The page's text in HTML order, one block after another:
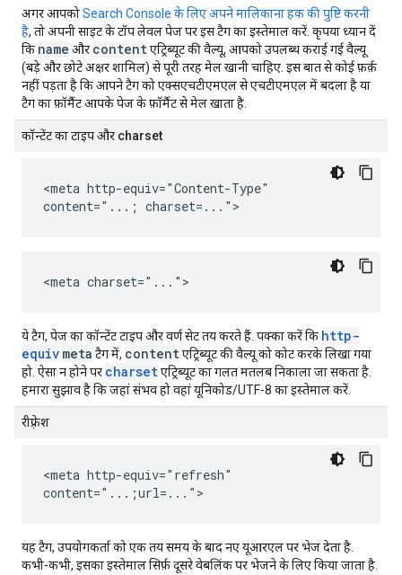
अगर आपकोSearch Console के लिए अपने मालिकाना हक की पुष्टि करनी
है, तो अपनी साइट के टॉप लेवल पेज पर इस टैग का इस्तेमाल करें. कृपया ध्यान दें
कि name और contentएट्रिब्यूट की वैल्यू, आपको उपलब्ध कराई गई वैल्यू
(बड़े और छोटे अक्षर शामिल) से पूरी तरह मेल खानी चाहिए. इस बात से कोई फ़र्क़
नहीं पड़ता है कि आपने टैग को एक्सएचटीएमएल से एचटीएमएल में बदला है या
टैग का फ़ॉर्मैट आपके पेज के फ़ॉर्मैट से मेल खाता है.
कॉन्टेंट का टाइप और charset
<meta http-equiv="Content-Type"
content="...; charset=...">
<meta charset="...">
ये टैग, पेज का कॉन्टेंट टाइप और वर्ण सेट तय करते हैं. पक्का करें कि http-
equiv meta टैग में, contentएट्रिब्यूट की वैल्यू को कोट करके लिखा गया
हो. ऐसा न होने पर charsetएट्रिब्यूट का गलत मतलब निकाला जा सकता है.
हमारा सुझाव है कि जहां संभव हो वहां यूनिकोड/UTF-8 का इस्तेमाल करें.
रीफ़्रेश
<meta http-equiv="refresh"
content="...;url=...">
यह टैग, उपयोगकर्ता को एक तय समय के बाद नए यूआरएल पर भेज देता है.
कभी-कभी, इसका इस्तेमाल सिर्फ़ दूसरे वेबलिंक पर भेजने के लिए किया जाता है.